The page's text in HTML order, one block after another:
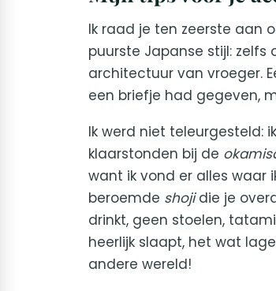
Ik raad je ten zeerste aan
puurste Japanse stijl:
architectuur van vroeger.
een briefje had gegeven,
Ik werd niet teleurgesteld:
klaarstonden bij de
want ik vond er alles waar
beroemde shojidie je
drinkt, geen stoelen,
heerlijk slaapt, het wat
andere wereld!